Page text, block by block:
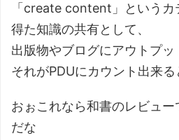
「create content」というカ
得た知識の共有として、
出版物やブログにアウトプッ
それがPDUにカウント出来る
おぉこれなら和書のレビュー
だな